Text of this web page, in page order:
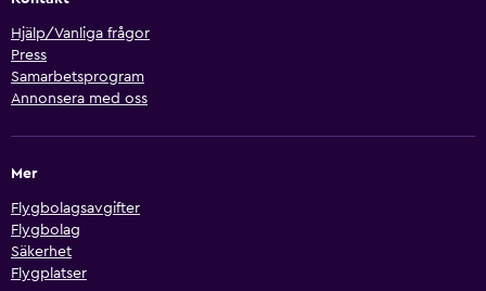
Hjälp/Vanliga frågor
Press
Samarbetsprogram
Annonsera med oss
Mer
Flygbolagsavgifter
Flygbolag
Säkerhet
Flygplatser